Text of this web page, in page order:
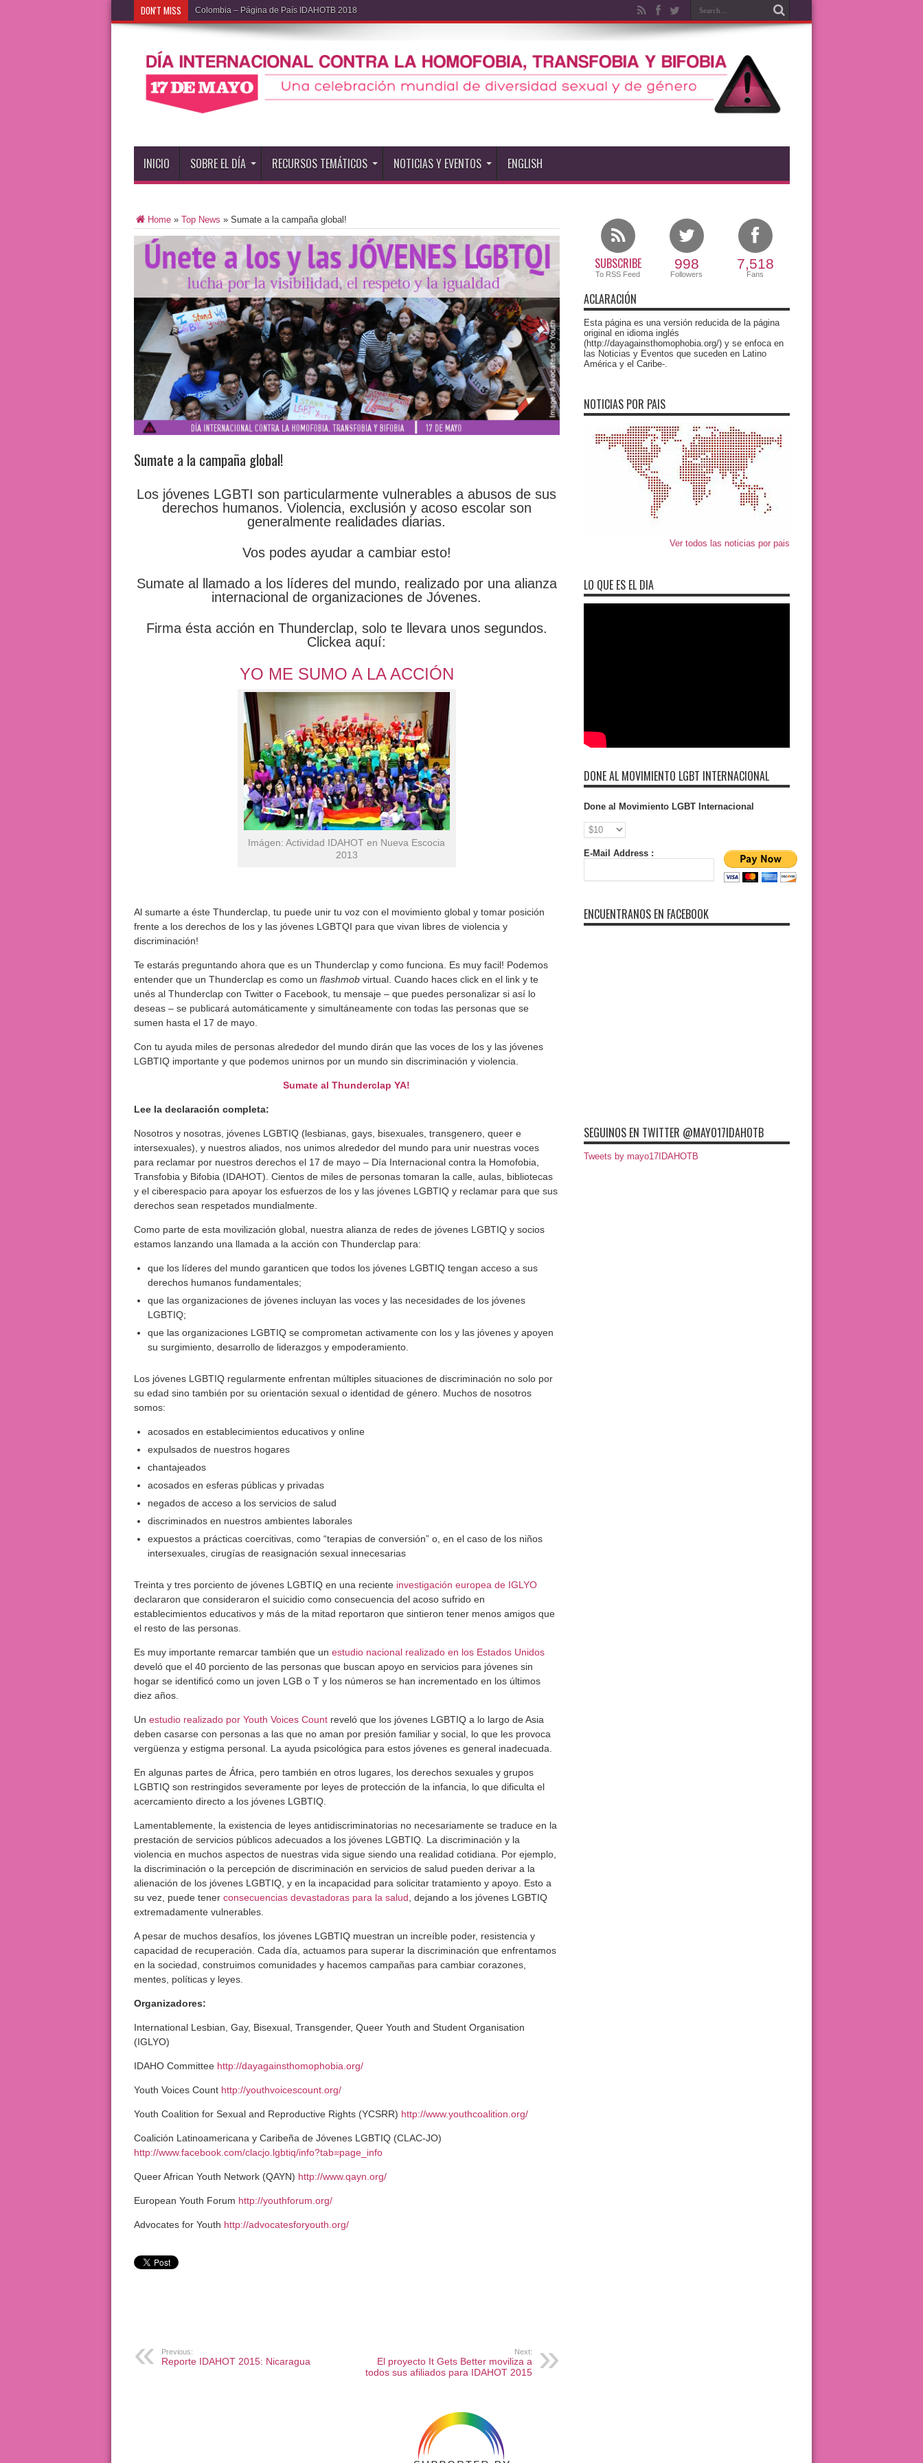
DON'T MISS Colombia – Página de País IDAHOTB 2018
INICIO SOBRE EL DÍA RECURSOS TEMÁTICOS NOTICIAS Y EVENTOS ENGLISH
Home» Top News » Sumate a la campaña global!
Sumate a la campaña global!
Los jóvenes LGBTI son particularmente vulnerables a abusos de sus
derechos humanos. Violencia, exclusión y acoso escolar son
generalmente realidades diarias.
Vos podes ayudar a cambiar esto!
Sumate al llamado a los líderes del mundo, realizado por una alianza
internacional de organizaciones de Jóvenes.
Firma ésta acción en Thunderclap, solo te llevara unos segundos.
Clickea aquí:
YO ME SUMO A LA ACCIÓN
Imágen: Actividad IDAHOT en Nueva Escocia
2013
Al sumarte a éste Thunderclap, tu puede unir tu voz con el movimiento global y tomar posición
frente a los derechos de los y las jóvenes LGBTQI para que vivan libres de violencia y
discriminación!
Te estarás preguntando ahora que es un Thunderclap y como funciona. Es muy facil! Podemos
entender que un Thunderclap es como un flashmobvirtual. Cuando haces click en el link y te
unés al Thunderclap con Twitter o Facebook, tu mensaje – que puedes personalizar si así lo
deseas – se publicará automáticamente y simultáneamente con todas las personas que se
sumen hasta el 17 de mayo.
Con tu ayuda miles de personas alrededor del mundo dirán que las voces de los y las jóvenes
LGBTIQ importante y que podemos unirnos por un mundo sin discriminación y violencia.
Sumate al Thunderclap YA!
Lee la declaración completa:
Nosotros y nosotras, jóvenes LGBTIQ (lesbianas, gays, bisexuales, transgenero, queer e
intersexuales), y nuestros aliados, nos unimos alrededor del mundo para unir nuestras voces
para reclamar por nuestros derechos el 17 de mayo – Día Internacional contra la Homofobia,
Transfobia y Bifobia (IDAHOT). Cientos de miles de personas tomaran la calle, aulas, bibliotecas
y el ciberespacio para apoyar los esfuerzos de los y las jóvenes LGBTIQ y reclamar para que sus
derechos sean respetados mundialmente.
Como parte de esta movilización global, nuestra alianza de redes de jóvenes LGBTIQ y socios
estamos lanzando una llamada a la acción con Thunderclap para:
que los líderes del mundo garanticen que todos los jóvenes LGBTIQ tengan acceso a sus
derechos humanos fundamentales;
que las organizaciones de jóvenes incluyan las voces y las necesidades de los jóvenes
LGBTIQ;
que las organizaciones LGBTIQ se comprometan activamente con los y las jóvenes y apoyen
su surgimiento, desarrollo de liderazgos y empoderamiento.
Los jóvenes LGBTIQ regularmente enfrentan múltiples situaciones de discriminación no solo por
su edad sino también por su orientación sexual o identidad de género. Muchos de nosotros
somos:
acosados en establecimientos educativos y online
expulsados de nuestros hogares
chantajeados
acosados en esferas públicas y privadas
negados de acceso a los servicios de salud
discriminados en nuestros ambientes laborales
expuestos a prácticas coercitivas, como “terapias de conversión” o, en el caso de los niños
intersexuales, cirugías de reasignación sexual innecesarias
Treinta y tres porciento de jóvenes LGBTIQ en una recienteinvestigación europea de IGLYO
declararon que consideraron el suicidio como consecuencia del acoso sufrido en
establecimientos educativos y más de la mitad reportaron que sintieron tener menos amigos que
el resto de las personas.
Es muy importante remarcar también que un estudio nacional realizado en los Estados Unidos
develó que el 40 porciento de las personas que buscan apoyo en servicios para jóvenes sin
hogar se identificó como un joven LGB o T y los números se han incrementado en los últimos
diez años.
Un estudio realizado por Youth Voices Countreveló que los jóvenes LGBTIQ a lo largo de Asia
deben casarse con personas a las que no aman por presión familiar y social, lo que les provoca
vergüenza y estigma personal. La ayuda psicológica para estos jóvenes es general inadecuada.
En algunas partes de África, pero también en otros lugares, los derechos sexuales y grupos
LGBTIQ son restringidos severamente por leyes de protección de la infancia, lo que dificulta el
acercamiento directo a los jóvenes LGBTIQ.
Lamentablemente, la existencia de leyes antidiscriminatorias no necesariamente se traduce en la
prestación de servicios públicos adecuados a los jóvenes LGBTIQ. La discriminación y la
violencia en muchos aspectos de nuestras vida sigue siendo una realidad cotidiana. Por ejemplo,
la discriminación o la percepción de discriminación en servicios de salud pueden derivar a la
alienación de los jóvenes LGBTIQ, y en la incapacidad para solicitar tratamiento y apoyo. Esto a
su vez, puede tener consecuencias devastadoras para la salud , dejando a los jóvenes LGBTIQ
extremadamente vulnerables.
A pesar de muchos desafíos, los jóvenes LGBTIQ muestran un increíble poder, resistencia y
capacidad de recuperación. Cada día, actuamos para superar la discriminación que enfrentamos
en la sociedad, construimos comunidades y hacemos campañas para cambiar corazones,
mentes, políticas y leyes.
Organizadores:
International Lesbian, Gay, Bisexual, Transgender, Queer Youth and Student Organisation
(IGLYO)
IDAHO Committee http://dayagainsthomophobia.org/
Youth Voices Count http://youthvoicescount.org/
Youth Coalition for Sexual and Reproductive Rights (YCSRR) http://www.youthcoalition.org/
Coalición Latinoamericana y Caribeña de Jóvenes LGBTIQ (CLAC-JO)
http://www.facebook.com/clacjo.lgbtiq/info?tab=page_info
Queer African Youth Network (QAYN) http://www.qayn.org/
European Youth Forum http://youthforum.org/
Advocates for Youth http://advocatesforyouth.org/
Previous:
Reporte IDAHOT 2015: Nicaragua
Next:
El proyecto It Gets Better moviliza a
todos sus afiliados para IDAHOT 2015
SUBSCRIBE
To RSS Feed
998
Followers
7,518
Fans
ACLARACIÓN
Esta página es una versión reducida de la página
original en idioma inglés
(http://dayagainsthomophobia.org/) y se enfoca en
las Noticias y Eventos que suceden en Latino
América y el Caribe-.
NOTICIAS POR PAIS
Ver todos las noticias por pais
LO QUE ES EL DIA
DONE AL MOVIMIENTO LGBT INTERNACIONAL
Done al Movimiento LGBT Internacional
E-Mail Address :
ENCUENTRANOS EN FACEBOOK
SEGUINOS EN TWITTER @MAYO17IDAHOTB
Tweets by mayo17IDAHOTB